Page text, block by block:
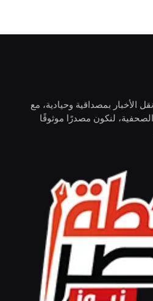
بمصداقية وحيادية، مع
الصحفية، لنكون مصدرًا موثوقًا